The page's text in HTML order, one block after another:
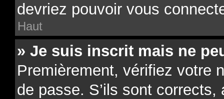
devriez pouvoir vous
Haut
» Je suis inscrit mais ne
Premièrement, vérifiez votre
de passe. S’ils sont